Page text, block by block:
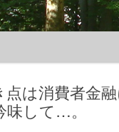
は消費者金
味して…。